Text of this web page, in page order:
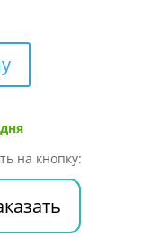
на кнопку: